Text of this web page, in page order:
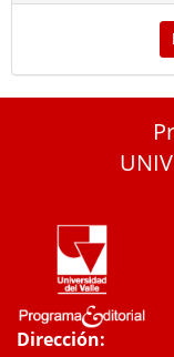
Dirección: